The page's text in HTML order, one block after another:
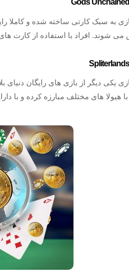
می شوند. افراد با استفاده از کارت
یکی دیگر از بازی های رایگان
با هیولا های مختلف مبارزه کرده و با